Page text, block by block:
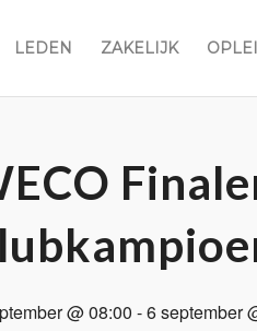
LEDEN ZAKELIJK
@ 08:00 -6 september